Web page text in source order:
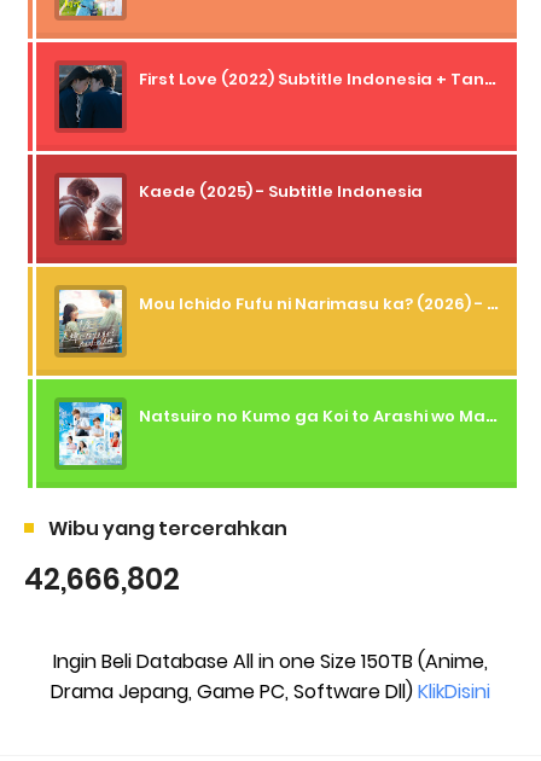
First Love (2022) Subtitle Indonesia + Tanpa Iklan + Streaming + 1080p
Kaede (2025) - Subtitle Indonesia
Mou Ichido Fufu ni Narimasu ka? (2026) - 01 Subtitle Indonesia
Natsuiro no Kumo ga Koi to Arashi wo Makiokosu (2026) - 01 Subtitle Indonesia
Wibu yang tercerahkan
42,666,802
Ingin Beli Database All in one Size 150TB (Anime,
Drama Jepang, Game PC, Software Dll)KlikDisini